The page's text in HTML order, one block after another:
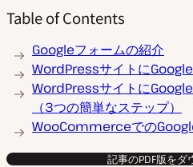
Table of Contents
Googleフォームの紹介
WordPressサイトに
WordPressサイトに
（3つの簡単なステップ）
WooCommerceでの
記事のPDF版をダ